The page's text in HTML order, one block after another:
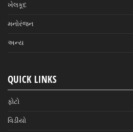
ખેલકૂદ
મનોરંજન
અન્ય
QUICK LINKS
ફોટો
વિડીયો